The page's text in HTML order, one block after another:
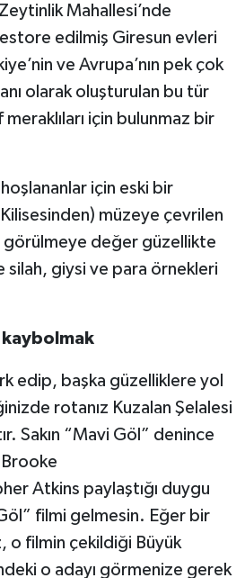
Mahallesi’nde
edilmiş Giresun evleri
ve Avrupa’nın pek çok
olarak oluşturulan bu tür
için bulunmaz bir
için eski bir
müzeye çevrilen
görülmeye değer güzellikte
silah, giysi ve para örnekleri
edip, başka güzelliklere yol
rotanız Kuzalan Şelalesi
Sakın “Mavi Göl” denince
Brooke
Atkins paylaştığı duygu
filmi gelmesin. Eğer bir
o filmin çekildiği Büyük
o adayı görmenize gerek